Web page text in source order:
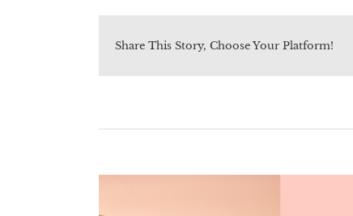
Share This Story, Choose Your Platform!